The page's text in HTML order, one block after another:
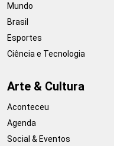
Mundo
Brasil
Esportes
Ciência e Tecnologia
Arte & Cultura
Aconteceu
Agenda
Social & Eventos